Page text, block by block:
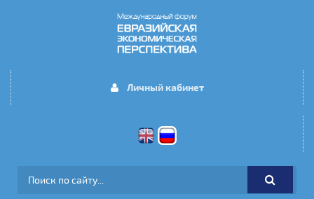
Личный кабинет
ФОРМА ПОИСКА